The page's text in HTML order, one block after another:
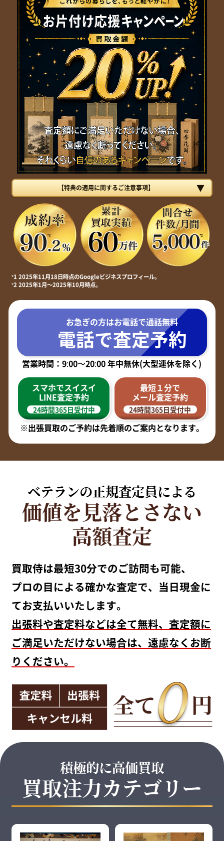
【特典の適用に関するご注意事項】
*1 2025年11月18日時点のGoogleビジネスプロフィール。
*2 2025年1月～2025年10月時点。
お急ぎの方はお電話で通話無料
電話で査定予約
営業時間：9:00〜20:00 年中無休(大型連休を除く)
スマホでスイスイ
LINE査定予約
24時間365日受付中
最短１分で
メール査定予約
24時間365日受付中
※出張買取のご予約は先着順のご案内となります。
ベテランの正規査定員による
価値を見落とさない
高額査定
買取侍は最短30分でのご訪問も可能、
プロの目による確かな査定で、当日現金に
てお支払いいたします。
出張料や査定料などは全て無料、査定額に
ご満足いただけない場合は、遠慮なくお断
りください。
積極的に高価買取
買取注力カテゴリー